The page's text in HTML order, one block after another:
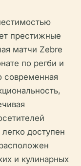
престижные
матчи Zebre
по регби и
современная
доступен
и кулинарных